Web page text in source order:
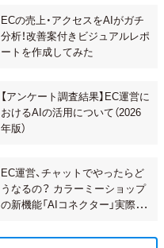
ECの売上・アクセスをAIがガチ
分析！改善案付きビジュアルレポ
ートを作成してみた
【アンケート調査結果】EC運営に
おけるAIの活用について（2026
年版）
EC運営、チャットでやったらど
うなるの？ カラーミーショップ
の新機能「AIコネクター」実際に